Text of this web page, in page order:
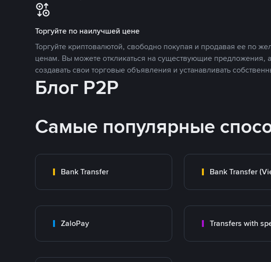
Торгуйте по наилучшей цене
Торгуйте криптовалютой, свободно покупая и продавая ее по
ценам. Вы можете откликаться на существующие предложения,
создавать свои торговые объявления и устанавливать
Блог P2P
Самые популярные
Bank Transfer Bank Transfer
ZaloPay